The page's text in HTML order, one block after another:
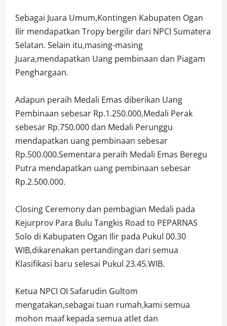
Sebagai Juara Umum,Kontingen Kabupaten Ogan
Ilir mendapatkan Tropy bergilir dari NPCI Sumatera
Selatan. Selain itu,masing-masing
Juara,mendapatkan Uang pembinaan dan Piagam
Penghargaan.
Adapun peraih Medali Emas diberikan Uang
Pembinaan sebesar Rp.1.250.000,Medali Perak
sebesar Rp.750.000 dan Medali Perunggu
mendapatkan uang pembinaan sebesar
Rp.500.000.Sementara peraih Medali Emas Beregu
Putra mendapatkan uang pembinaan sebesar
Rp.2.500.000.
Closing Ceremony dan pembagian Medali pada
Kejurprov Para Bulu Tangkis Road to PEPARNAS
Solo di Kabupaten Ogan Ilir pada Pukul 00.30
WIB,dikarenakan pertandingan dari semua
Klasifikasi baru selesai Pukul 23.45.WIB.
Ketua NPCI OI Safarudin Gultom
mengatakan,sebagai tuan rumah,kami semua
mohon maaf kepada semua atlet dan